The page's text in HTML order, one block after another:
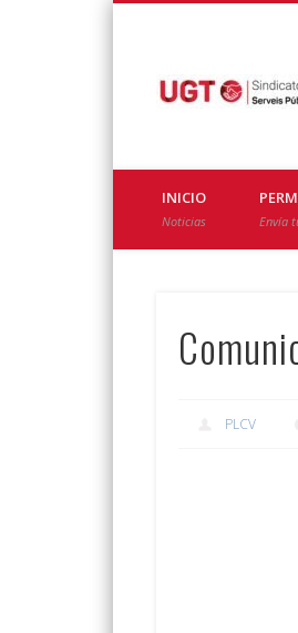
FacebookTwitter
INICIO
Noticias Envía
PLCV